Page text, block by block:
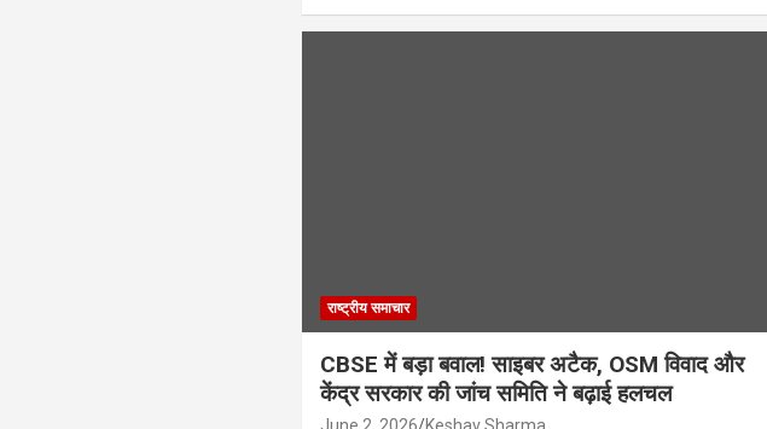
राष्ट्रीय समाचार
CBSE में बड़ा बवाल! साइबर अटैक, OSM विवाद और
केंद्र सरकार की जांच समिति ने बढ़ाई हलचल
June 2, 2026 Keshav Sharma